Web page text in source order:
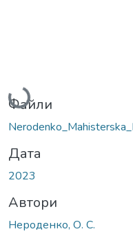
Вантажиться...
Файли
Дата
2023
Автори
Нероденко, О. С.